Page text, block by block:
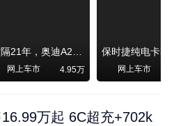
时隔21年，奥迪A2强势归来！
网上车市 4.95万 网上车市
万起 6C超充+702k